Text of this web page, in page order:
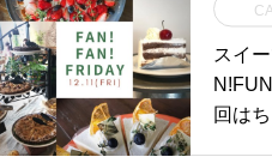
スイ
回は